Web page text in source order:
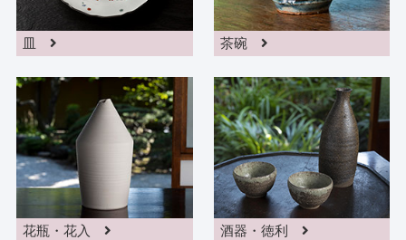
皿 茶碗
花瓶・花入 酒器・徳利